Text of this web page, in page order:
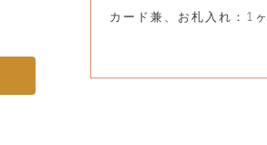
カード兼、お札入れ：1